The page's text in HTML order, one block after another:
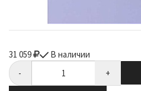
31 059
В наличии
-
+